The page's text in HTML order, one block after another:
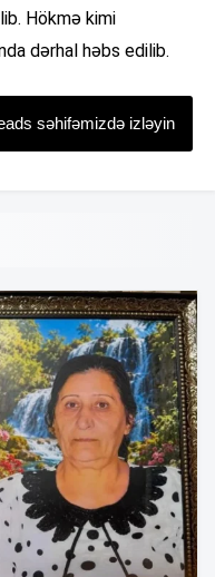
Hökmə kimi
dərhal həbs edilib.
səhifəmizdə izləyin